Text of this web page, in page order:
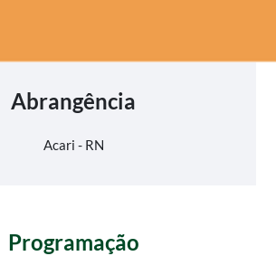
Abrangência
Acari - RN
Programação